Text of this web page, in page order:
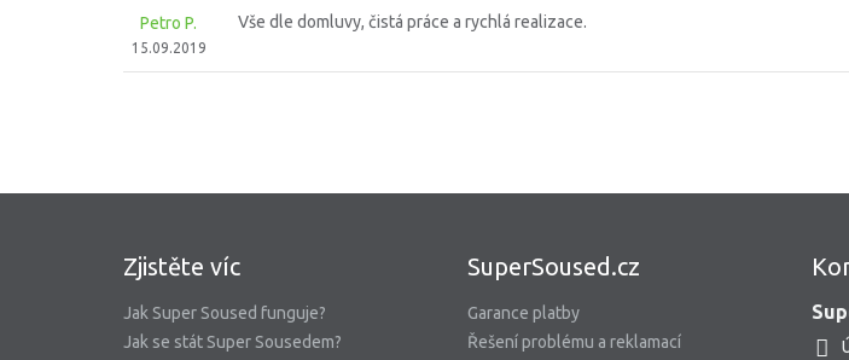
Petro P.
15.09.2019
Vše dle domluvy, čistá práce a rychlá realizace.
Zjistěte víc
Jak Super Soused funguje?
Jak se stát Super Sousedem?
SuperSoused.cz
Garance platby
Řešení problému a reklamací